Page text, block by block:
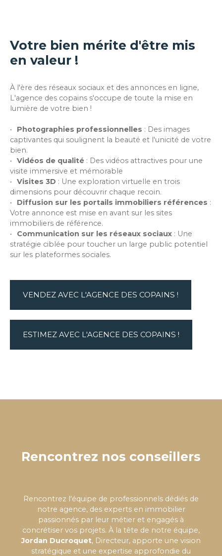
Votre bien mérite d'être mis
en valeur !
À l'ère des réseaux sociaux et des annonces en ligne,
L'agence des copains s'occupe de toute la mise en
lumière de votre bien !
Photographies professionnelles : Des images
captivantes qui soulignent la beauté et l'unicité de votre
bien.
Vidéos de qualité : Des vidéos attractives pour une
visite immersive et mémorable
Visites 3D : Une exploration virtuelle en trois
dimensions pour découvrir chaque recoin.
Diffusion sur les portails immobiliers références :
Votre annonce est mise en avant sur les sites
immobiliers de référence.
Communication sur les réseaux sociaux : Une
stratégie ciblée pour toucher un large public potentiel
sur les plateformes sociales.
VENDEZ AVEC L'AGENCE DES COPAINS !
ESTIMEZ AVEC L'AGENCE DES COPAINS !
Rencontrez nos conseillers
Rencontrez l'équipe de professionnels dédiés de
notre agence, des experts en immobilier
passionnés par leur métier et engagés à
concrétiser vos projets. À la tête de notre équipe,
Jordan Ducroquet, Directeur, apporte une vision
stratégique et une expertise approfondie du